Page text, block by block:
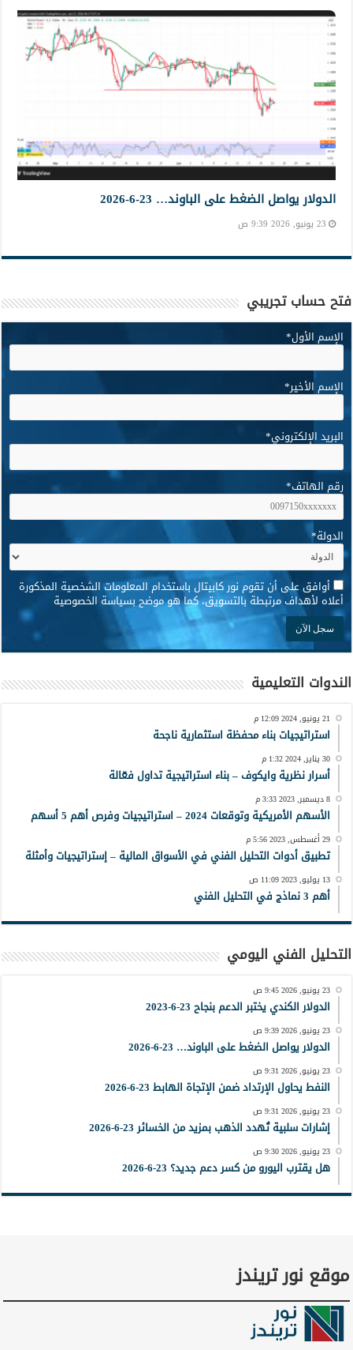
الدولار يواصل الضغط على الباوند… 23-6-2026
23 يونيو, 2026 9:39 ص
فتح حساب تجريبي
الإسم الأول*
الإسم الأخير*
البريد الإلكتروني*
رقم الهاتف*
الدولة*
* أوافق على أن تقوم نور كابيتال باستخدام المعلومات الشخصية المذكورة
أعلاه لأهداف مرتبطة بالتسويق، كما هو موضح بسياسة الخصوصية
الندوات التعليمية
21 يونيو, 2024 12:09 م
استراتيجيات بناء محفظة استثمارية ناجحة
30 يناير, 2024 1:32 م
أسرار نظرية وايكوف – بناء استراتيجية تداول فعّالة
8 ديسمبر, 2023 3:33 م
الأسهم الأمريكية وتوقعات 2024 – استراتيجيات وفرص أهم 5 أسهم
29 أغسطس, 2023 5:56 م
تطبيق أدوات التحليل الفني في الأسواق المالية – إستراتيجيات وأمثلة
13 يوليو, 2023 11:09 ص
أهم 3 نماذج في التحليل الفني
التحليل الفني اليومي
23 يونيو, 2026 9:45 ص
الدولار الكندي يختبر الدعم بنجاح 23-6-2023
23 يونيو, 2026 9:39 ص
الدولار يواصل الضغط على الباوند… 23-6-2026
23 يونيو, 2026 9:31 ص
النفط يحاول الإرتداد ضمن الإتجاة الهابط 23-6-2026
23 يونيو, 2026 9:31 ص
إشارات سلبية تُهدد الذهب بمزيد من الخسائر 23-6-2026
23 يونيو, 2026 9:30 ص
هل يقترب اليورو من كسر دعم جديد؟ 23-6-2026
موقع نور تريندز